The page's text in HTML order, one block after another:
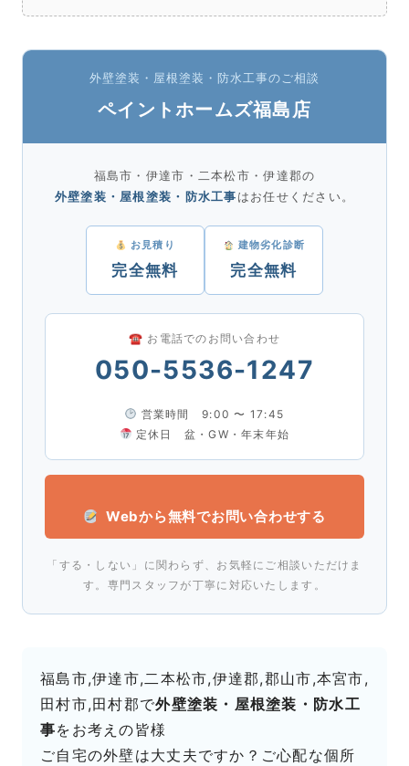
外壁塗装・屋根塗装・防水工事のご相談
ペイントホームズ福島店
福島市・伊達市・二本松市・伊達郡の
外壁塗装・屋根塗装・防水工事はお任せください。
お見積り
完全無料
建物劣化診断
完全無料
☎ お電話でのお問い合わせ
050-5536-1247
営業時間 9:00 〜 17:45
定休日 盆・GW・年末年始
Webから無料でお問い合わせする
「する・しない」に関わらず、お気軽にご相談いただけま
す。専門スタッフが丁寧に対応いたします。
福島市,伊達市,二本松市,伊達郡,郡山市,本宮市,
田村市,田村郡で外壁塗装・屋根塗装・防水工
事をお考えの皆様
ご自宅の外壁は大丈夫ですか？ご心配な個所